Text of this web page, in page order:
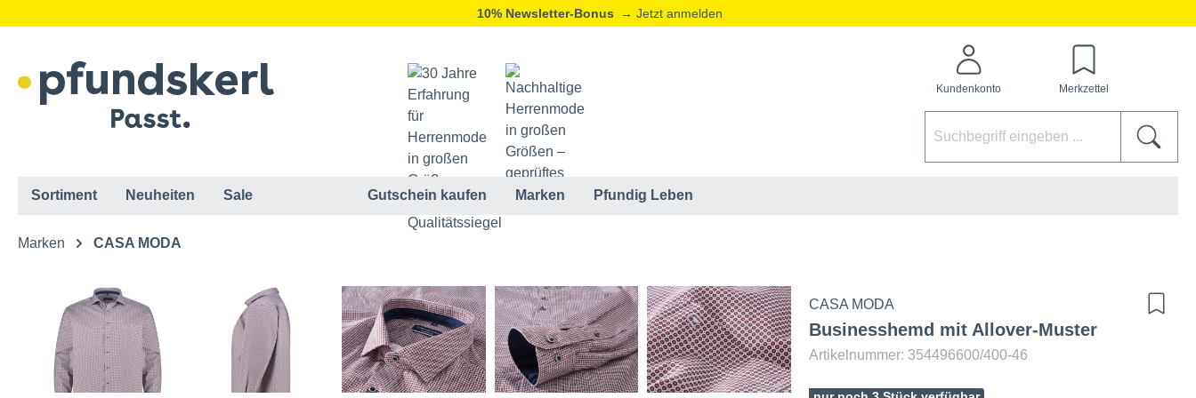
10% Newsletter-Bonus → Jetzt anmelden
Kundenkonto Merkzettel
Sortiment Neuheiten Sale Gutschein kaufen Marken Pfundig Leben
Marken CASA MODA
CASA MODA
Businesshemd mit Allover-Muster
Artikelnummer: 354496600/400-46